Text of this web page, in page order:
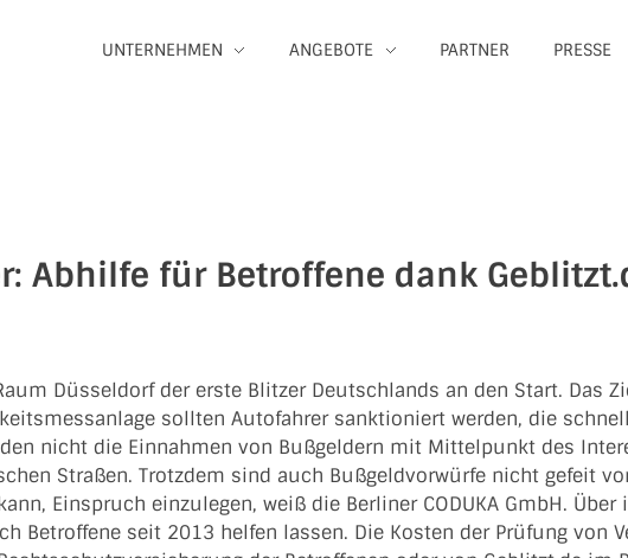
UNTERNEHMEN ANGEBOTE PARTNER PRESSE
Abhilfe für Betroffene dank
Düsseldorf der erste Blitzer Deutschlands an den Start. Das
sollten Autofahrer sanktioniert werden, die
nicht die Einnahmen von Bußgeldern mit Mittelpunkt des
Straßen. Trotzdem sind auch Bußgeldvorwürfe nicht gefeit
Einspruch einzulegen, weiß die Berliner CODUKA GmbH.
Betroffene seit 2013 helfen lassen. Die Kosten der Prüfung von